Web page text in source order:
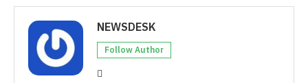
NEWSDESK
Follow Author